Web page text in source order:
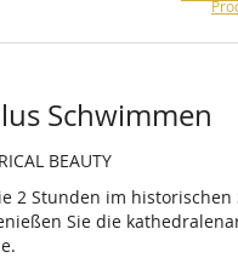
Schwimmen
BEAUTY
2 Stunden im
Sie die